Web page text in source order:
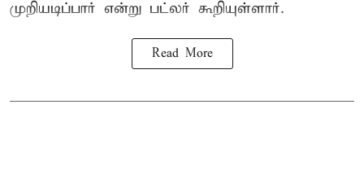
முறியடிப்பார் என்று பட்லர் கூறியுள்ளார்.
Read More